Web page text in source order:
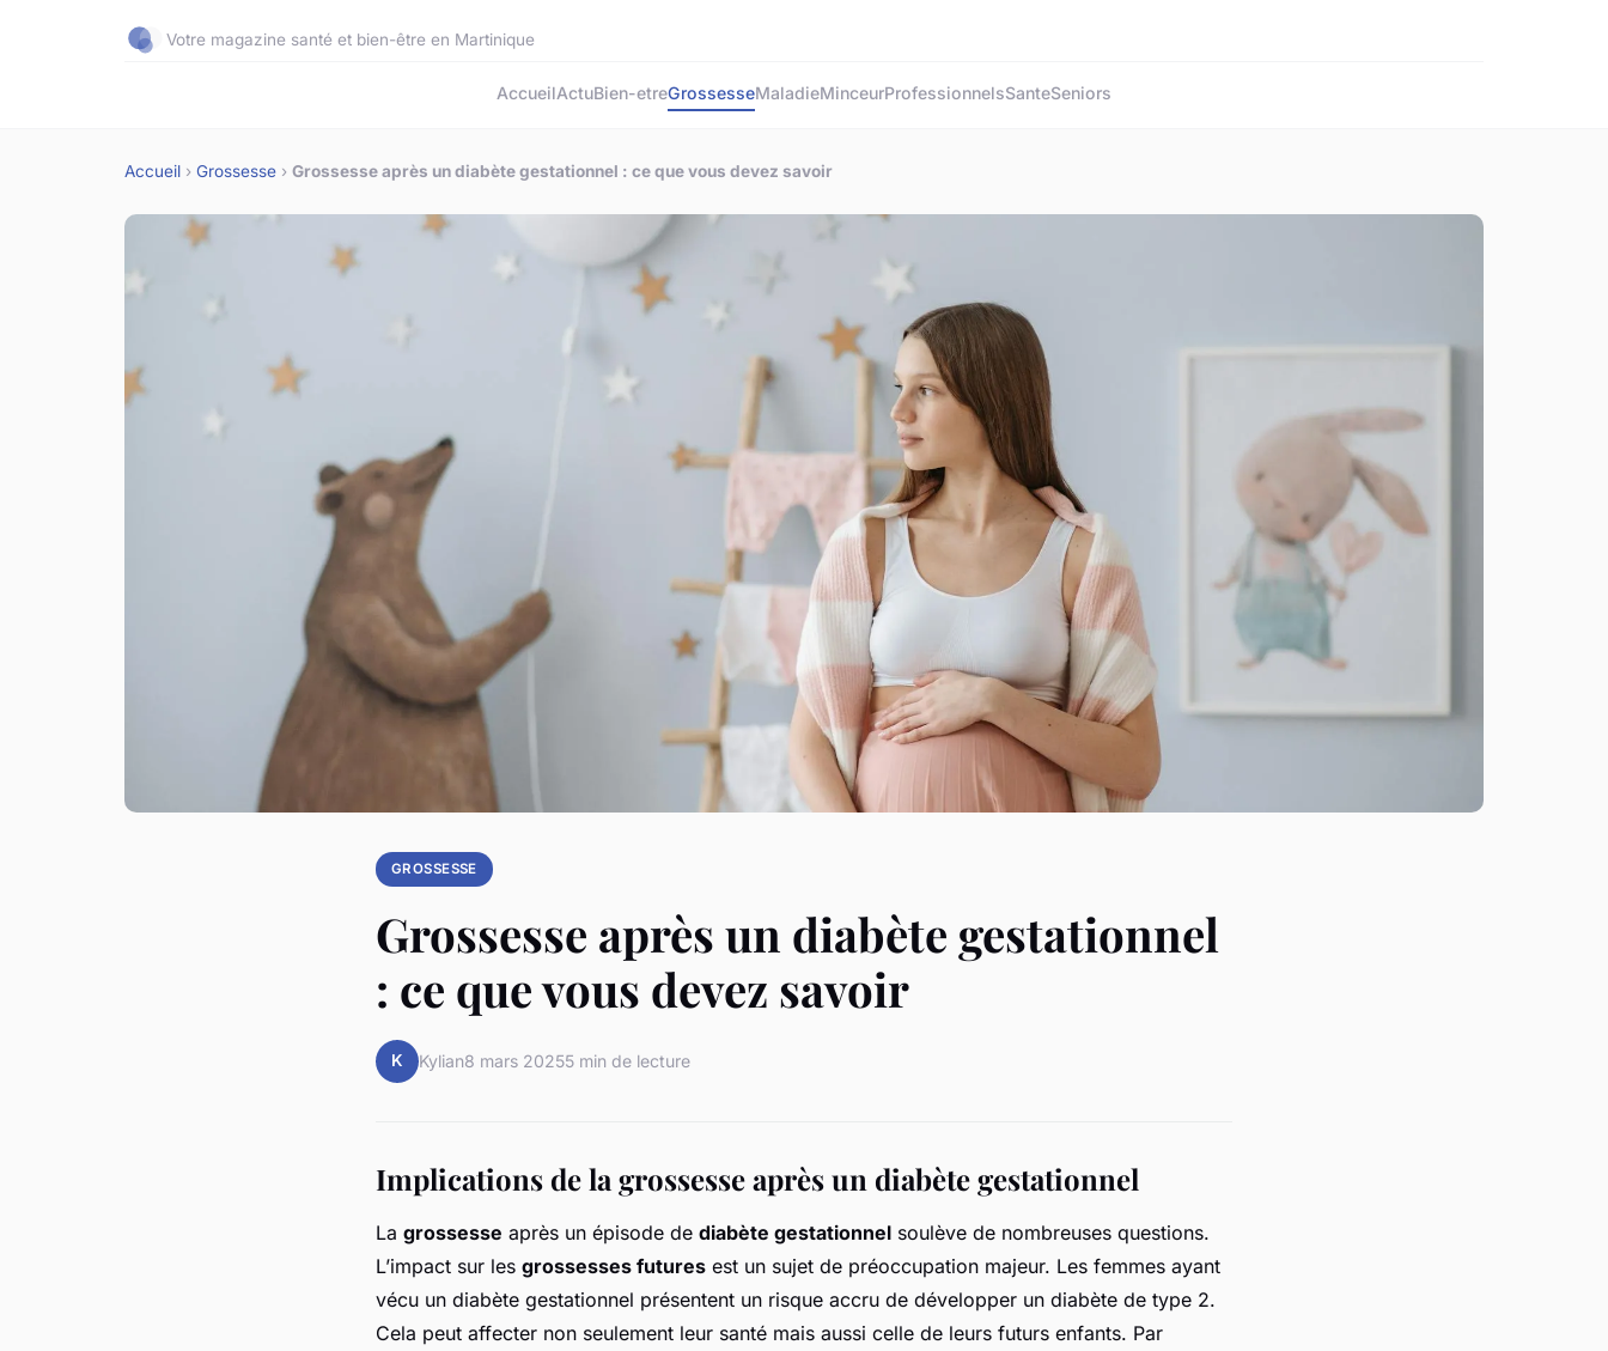
Votre magazine santé et bien-être en Martinique
AccueilActuBien-etreGrossesseMaladieMinceurProfessionnelsSanteSeniors
Accueil › Grossesse › Grossesse après un diabète gestationnel : ce que vous devez savoir
GROSSESSE
Grossesse après un diabète gestationnel
: ce que vous devez savoir
K Kylian8 mars 20255 min de lecture
Implications de la grossesse après un diabète gestationnel
La grossesse après un épisode de diabète gestationnel soulève de nombreuses questions.
L’impact sur les grossesses futures est un sujet de préoccupation majeur. Les femmes ayant
vécu un diabète gestationnel présentent un risque accru de développer un diabète de type 2.
Cela peut affecter non seulement leur santé mais aussi celle de leurs futurs enfants. Par